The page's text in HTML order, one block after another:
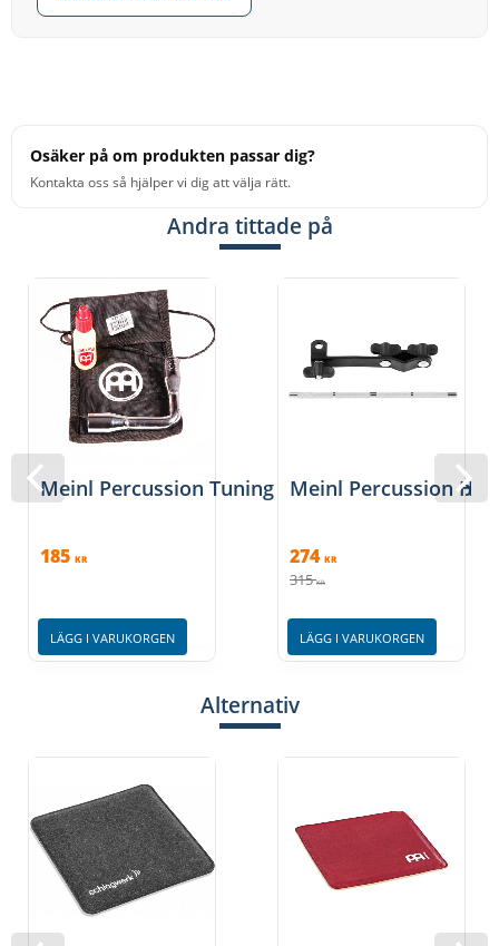
Osäker på om produkten passar dig?
Kontakta oss så hjälper vi dig att välja rätt.
Andra tittade på
Meinl Percussion Tuning key, 13+14mm, chrom,
185 KR
LÄGG I VARUKORGEN
Meinl Percussion
274 KR
315 KR
LÄGG I VARUKORGEN
Alternativ